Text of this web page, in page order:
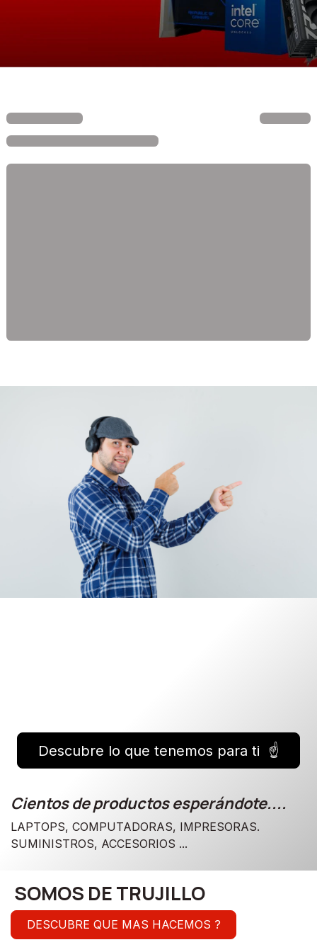
Descubre lo que tenemos para ti ☝️
Cientos de productos esperándote....
LAPTOPS, COMPUTADORAS, IMPRESORAS.
SUMINISTROS, ACCESORIOS ...
SOMOS DE TRUJILLO
DESCUBRE QUE MAS HACEMOS ?